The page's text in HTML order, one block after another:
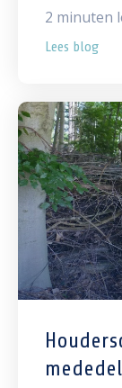
2 minuten
Lees blog